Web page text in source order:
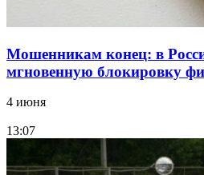
Мошенникам конец: в
мгновенную блокировку
4 июня
13:07